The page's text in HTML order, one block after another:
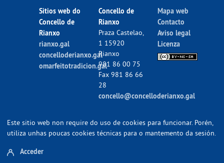
Sitios web do
Concello de
Rianxo
rianxo.gal
concelloderianxo.gal
omarfeitotradicion.gal
Concello de
Rianxo
Praza Castelao,
1 15920
Rianxo
981 86 00 75
Fax 981 86 66
28
concello@concelloderianxo.gal
Mapa web
Contacto
Aviso legal
Licenza
Este sitio web non require do uso de cookies para funcionar. Porén,
utiliza unhas poucas cookies técnicas para o mantemento da sesión.
Acceder